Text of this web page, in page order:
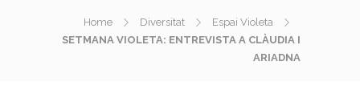
Home Diversitat
Espai Violeta
SETMANA VIOLETA: ENTREVISTA A CLÀUDIA I
ARIADNA